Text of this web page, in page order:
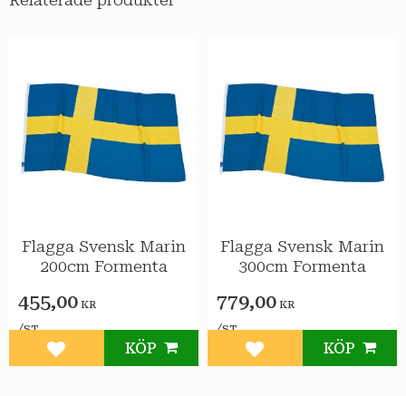
Flagga Svensk Marin
200cm Formenta
455,00 KR
/ST
Lägg till i favoriter
KÖP
Flagga Svensk Marin
300cm Formenta
779,00 KR
/ST
Lägg till i favoriter
KÖP